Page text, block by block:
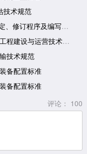
技术规范
JT/T 17—2025交通运输计量技术规范制定、修订程序及编写要求
JT/T 1569—2025铁路专用线与港口衔接工程建设与运营技术规范
技术规范
备配置标准
备配置标准
评论： 100